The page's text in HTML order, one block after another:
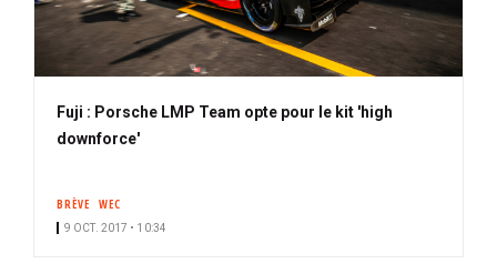
Fuji : Porsche LMP Team opte pour le kit 'high
downforce'
BRÈVE WEC
9 OCT. 2017 • 10:34